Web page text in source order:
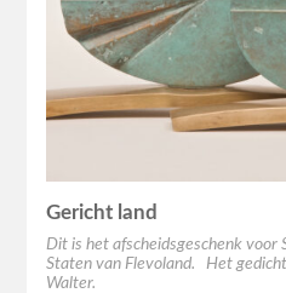
Gericht land
Dit is het afscheidsgeschenk voor
Staten van Flevoland. Het
Walter.